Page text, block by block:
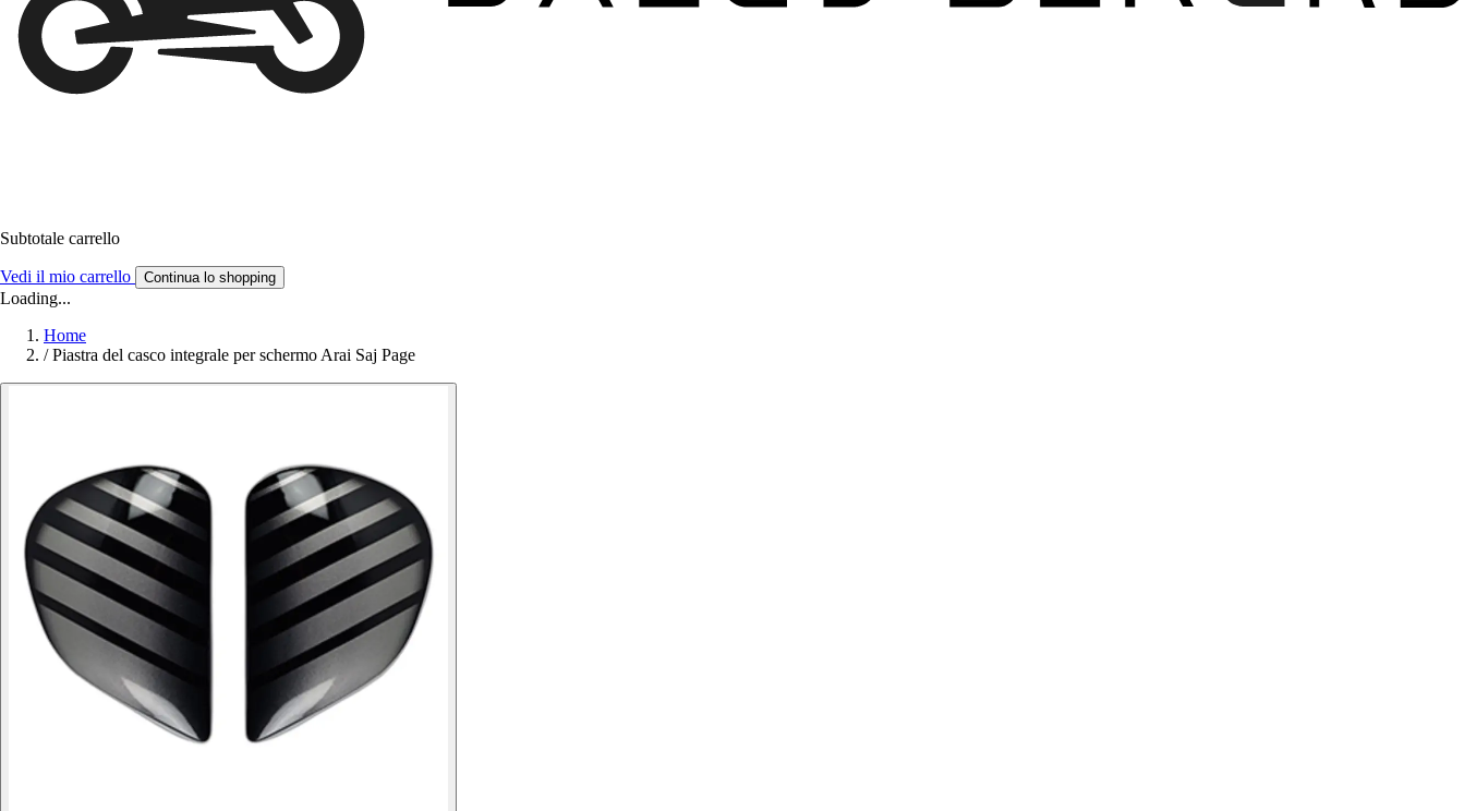
Subtotale carrello
Vedi il mio carrello Continua lo shopping
Loading...
Home
/ Piastra del casco integrale per schermo Arai Saj Page